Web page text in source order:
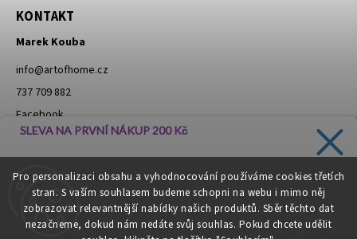
Pro personalizaci obsahu a vyhodnocování používáme cookies třetích
stran. S vaším souhlasem budeme schopni na webu i mimo něj
zobrazovat relevantnější nabídky našich produktů. Sběr těchto dat
nezačneme, dokud nám nedáte svůj souhlas. Pokud chcete udělit
KONTAKT
Marek Kouba
info@artofhome.cz
737 709 882
Facebook
Instagram
Moje objednávka - odstoupení od smlouvy
SLEVA NA PRVNÍ NÁKUP 200 Kč
slevách přímo do vaší schránky!